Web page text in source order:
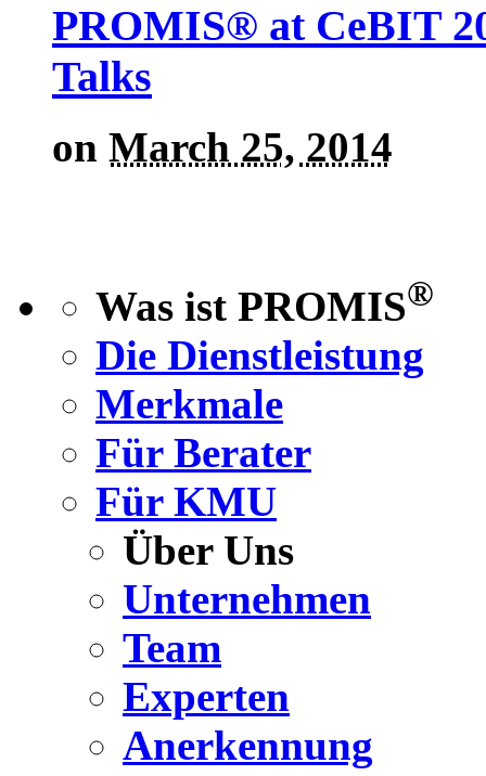
PROMIS® at CeBIT
Talks
on March 25, 2014
Was ist PROMIS®
Die Dienstleistung
Merkmale
Für Berater
Für KMU
Über Uns
Unternehmen
Team
Experten
Anerkennung